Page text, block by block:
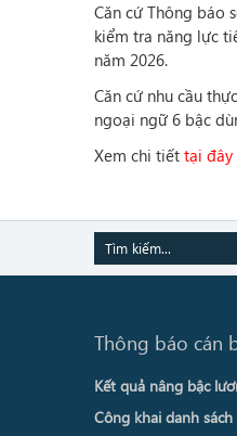
Căn cứ Thông báo
kiểm tra năng lực
năm 2026.
Căn cứ nhu cầu
ngoại ngữ 6 bậc
Xem chi tiết tại đây
Thông báo cán
Kết quả nâng bậc
Công khai danh sách